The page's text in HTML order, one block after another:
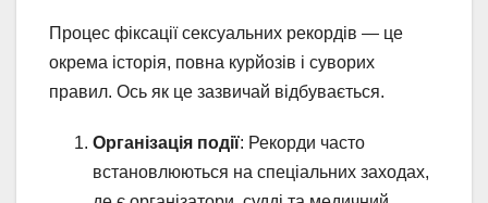
Процес фіксації сексуальних рекордів — це
окрема історія, повна курйозів і суворих
правил. Ось як це зазвичай відбувається.
Організація події: Рекорди часто
встановлюються на спеціальних заходах,